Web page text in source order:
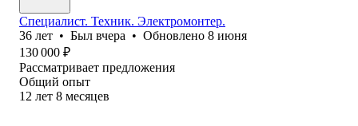
Специалист. Техник. Электромонтер.
36 лет • Был вчера • Обновлено 8 июня
130 000 ₽
Рассматривает предложения
Общий опыт
12 лет 8 месяцев